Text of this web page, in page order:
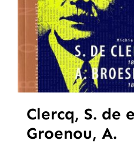
Clercq, S. de
Groenou, A.